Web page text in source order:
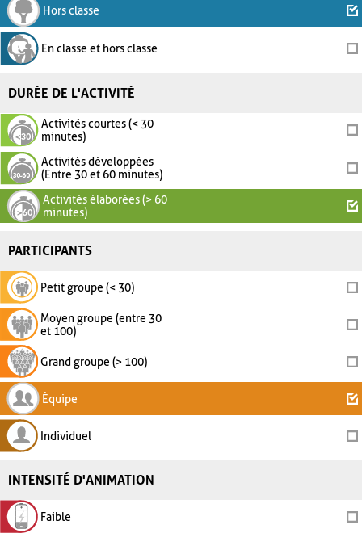
Hors classe
En classe et hors classe
DURÉE DE L'ACTIVITÉ
Activités courtes (< 30
minutes)
Activités développées
(Entre 30 et 60 minutes)
Activités élaborées (> 60
minutes)
PARTICIPANTS
Petit groupe (< 30)
Moyen groupe (entre 30
et 100)
Grand groupe (> 100)
Équipe
Individuel
INTENSITÉ D'ANIMATION
Faible